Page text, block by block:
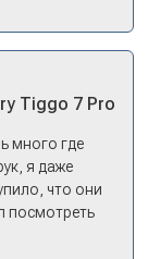
Tiggo 7 Pro
много где
я даже
что они
посмотреть